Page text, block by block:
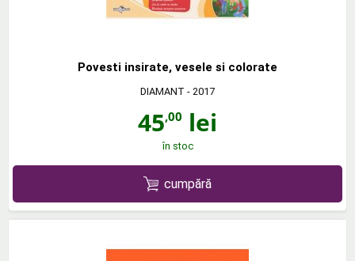
Povesti insirate, vesele si colorate
DIAMANT - 2017
45,00 lei
în stoc
cumpără